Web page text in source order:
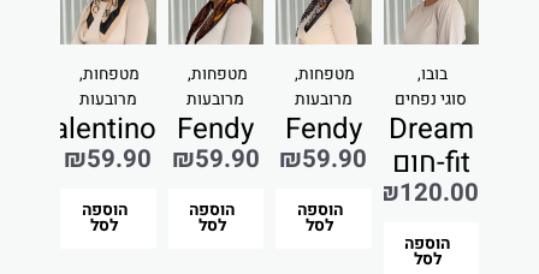
בובו,
סוגי נפחים
Dream
fit-חום
₪120.00
הוספה
לסל
מטפחות,
מרובעות
Fendy
₪59.90
הוספה
לסל
מטפחות,
מרובעות
Fendy
₪59.90
הוספה
לסל
מטפחות,
מרובעות
Valentino
₪59.90
הוספה
לסל